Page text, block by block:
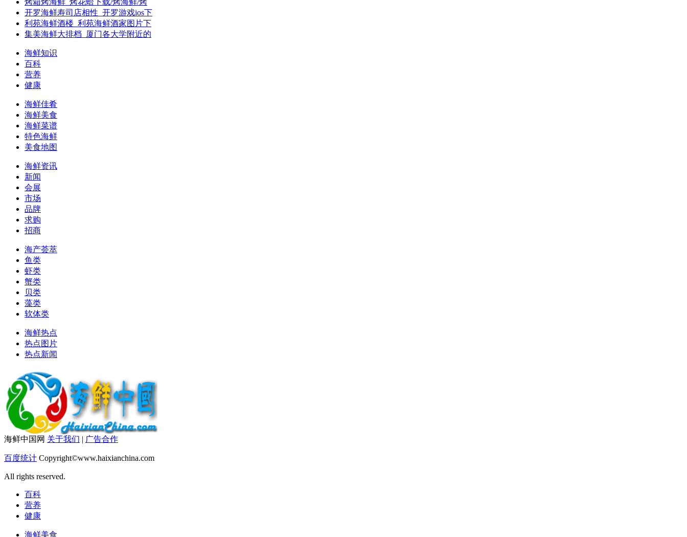
烤箱烤海鲜_烤花蛤下载/烤海鲜/烤
开罗海鲜寿司店相性_开罗游戏ios下
利苑海鲜酒楼_利苑海鲜酒家图片下
集美海鲜大排档_厦门各大学附近的
海鲜知识
百科
营养
健康
海鲜佳肴
海鲜美食
海鲜菜谱
特色海鲜
美食地图
海鲜资讯
新闻
会展
市场
品牌
求购
招商
海产荟萃
鱼类
虾类
蟹类
贝类
藻类
软体类
海鲜热点
热点图片
热点新闻
海鲜中国网 关于我们 | 广告合作
百度统计 Copyright©www.haixianchina.com
All rights reserved.
百科
营养
健康
海鲜美食